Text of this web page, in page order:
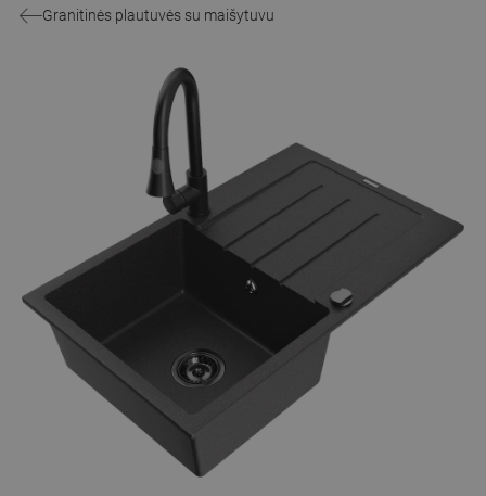
Granitinės plautuvės su maišytuvu